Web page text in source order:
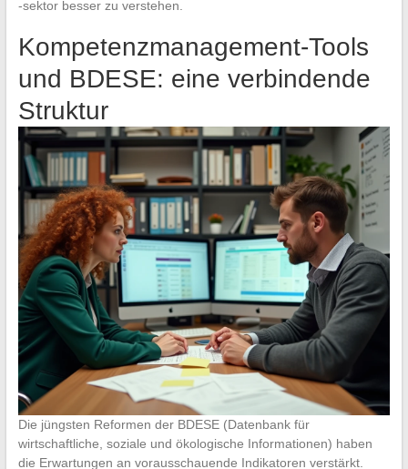
-sektor besser zu verstehen.
Kompetenzmanagement-Tools
und BDESE: eine verbindende
Struktur
Die jüngsten Reformen der BDESE (Datenbank für
wirtschaftliche, soziale und ökologische Informationen) haben
die Erwartungen an vorausschauende Indikatoren verstärkt.